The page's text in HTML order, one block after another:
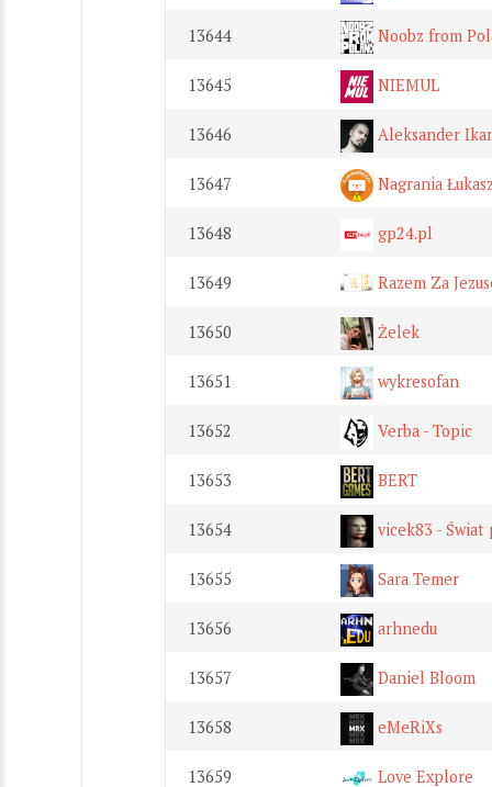
13644 Noobz from
13645 NIEMUL
13646 Aleksander
13647 Nagrania
13648 gp24.pl
13649 Razem Za
13650 Żelek
13651 wykresofan
13652 Verba - Topic
13653 BERT
13654 vicek83 - Świat
13655 Sara Temer
13656 arhnedu
13657 Daniel Bloom
13658 eMeRiXs
13659 Love Explore